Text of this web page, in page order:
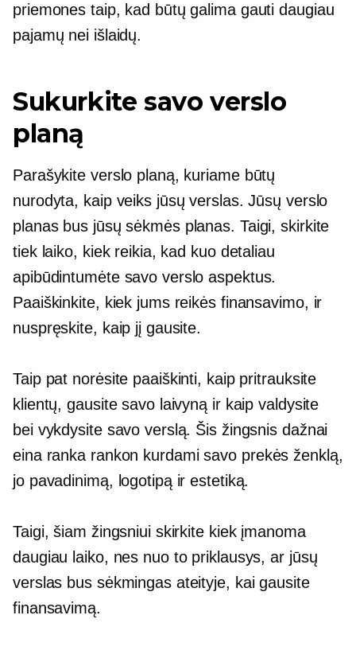
priemones taip, kad būtų galima gauti daugiau
pajamų nei išlaidų.
Sukurkite savo verslo
planą
Parašykite verslo planą, kuriame būtų
nurodyta, kaip veiks jūsų verslas. Jūsų verslo
planas bus jūsų sėkmės planas. Taigi, skirkite
tiek laiko, kiek reikia, kad kuo detaliau
apibūdintumėte savo verslo aspektus.
Paaiškinkite, kiek jums reikės finansavimo, ir
nuspręskite, kaip jį gausite.
Taip pat norėsite paaiškinti, kaip pritrauksite
klientų, gausite savo laivyną ir kaip valdysite
bei vykdysite savo verslą. Šis žingsnis dažnai
eina ranka rankon kurdami savo prekės ženklą,
jo pavadinimą, logotipą ir estetiką.
Taigi, šiam žingsniui skirkite kiek įmanoma
daugiau laiko, nes nuo to priklausys, ar jūsų
verslas bus sėkmingas ateityje, kai gausite
finansavimą.